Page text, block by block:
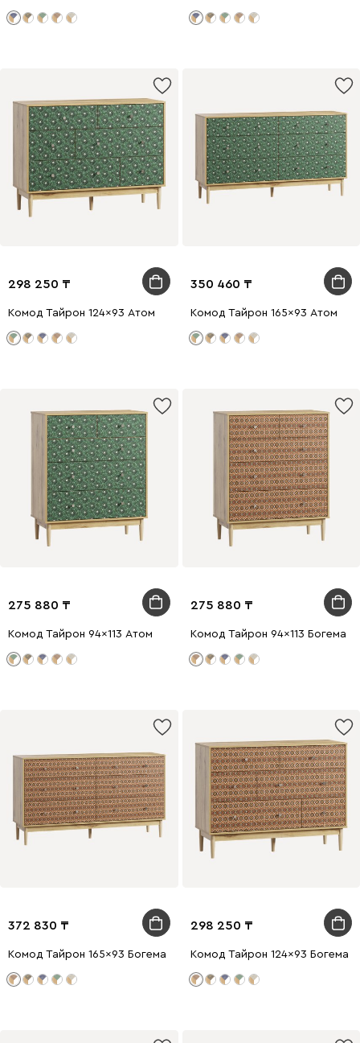
298 250
Комод Тайрон 124x93 Атом
350 460
Комод Тайрон 165x93 Атом
275 880
Комод Тайрон 94x113 Атом
275 880
Комод Тайрон 94x113 Богема ​
372 830
Комод Тайрон 165x93 Богема ​
298 250
Комод Тайрон 124x93 Богема ​